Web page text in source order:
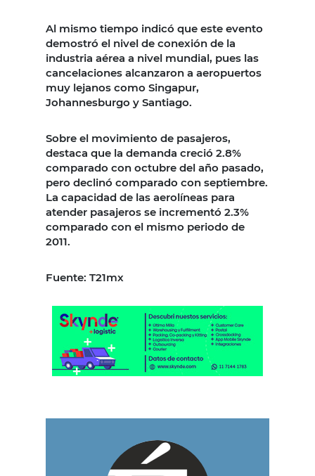
Al mismo tiempo indicó que este evento
demostró el nivel de conexión de la
industria aérea a nivel mundial, pues las
cancelaciones alcanzaron a aeropuertos
muy lejanos como Singapur,
Johannesburgo y Santiago.
Sobre el movimiento de pasajeros,
destaca que la demanda creció 2.8%
comparado con octubre del año pasado,
pero declinó comparado con septiembre.
La capacidad de las aerolíneas para
atender pasajeros se incrementó 2.3%
comparado con el mismo periodo de
2011.
Fuente: T21mx